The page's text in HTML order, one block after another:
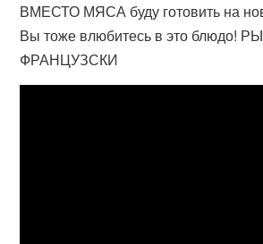
ВМЕСТО МЯСА буду готовить на
Вы тоже влюбитесь в это блюдо!
ФРАНЦУЗСКИ